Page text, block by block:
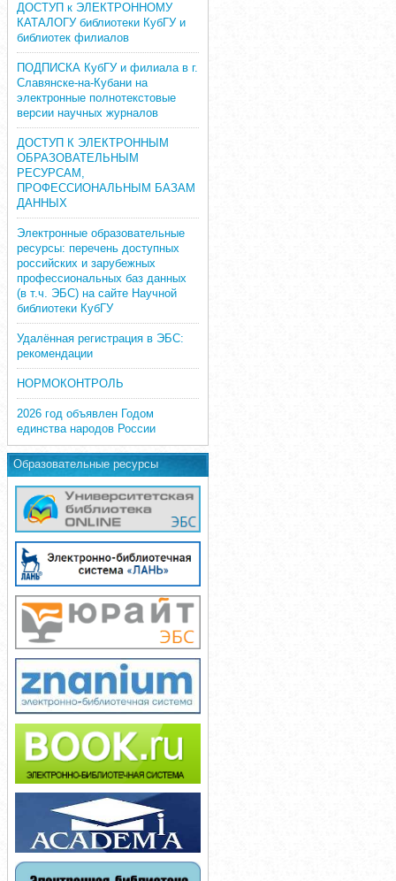
ДОСТУП к ЭЛЕКТРОННОМУ
КАТАЛОГУ библиотеки КубГУ и
библиотек филиалов
ПОДПИСКА КубГУ и филиала в г.
Славянске-на-Кубани на
электронные полнотекстовые
версии научных журналов
ДОСТУП К ЭЛЕКТРОННЫМ
ОБРАЗОВАТЕЛЬНЫМ
РЕСУРСАМ,
ПРОФЕССИОНАЛЬНЫМ БАЗАМ
ДАННЫХ
Электронные образовательные
ресурсы: перечень доступных
российских и зарубежных
профессиональных баз данных
(в т.ч. ЭБС) на сайте Научной
библиотеки КубГУ
Удалённая регистрация в ЭБС:
рекомендации
НОРМОКОНТРОЛЬ
2026 год объявлен Годом
единства народов России
Образовательные ресурсы